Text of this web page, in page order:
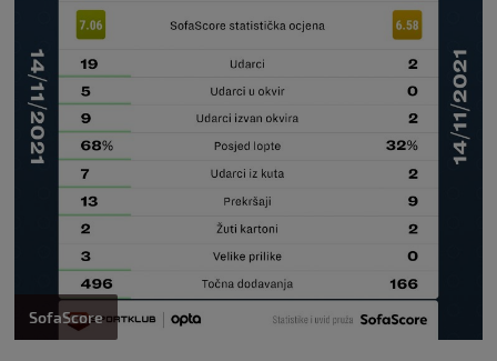
SofaScore